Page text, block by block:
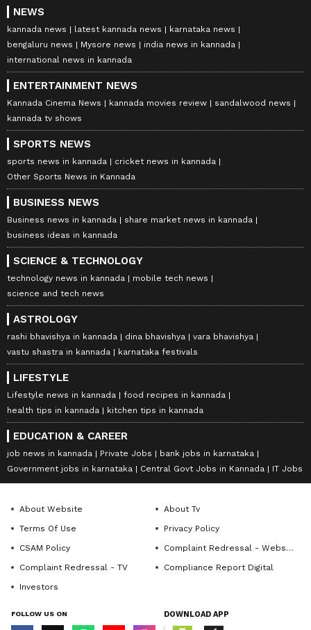
NEWS
kannada news latest kannada news
karnataka news
bengaluru news
Mysore news
india news in kannada
international news in kannada
ENTERTAINMENT NEWS
Kannada Cinema News kannada movies review
sandalwood news
kannada tv shows
SPORTS NEWS
sports news in kannada
cricket news in kannada
Other Sports News in Kannada
BUSINESS NEWS
Business news in kannada
share market news in kannada
business ideas in kannada
SCIENCE & TECHNOLOGY
technology news in kannada
mobile tech news
science and tech news
ASTROLOGY
rashi bhavishya in kannada dina bhavishya
vara bhavishya
vastu shastra in kannada
karnataka festivals
LIFESTYLE
Lifestyle news in kannada
food recipes in kannada
health tips in kannada
kitchen tips in kannada
EDUCATION & CAREER
job news in kannada Private Jobs
bank jobs in karnataka
Government jobs in karnataka
Central Govt Jobs in Kannada IT Jobs
About Website
About Tv
Terms Of Use
Privacy Policy
CSAM Policy
Complaint Redressal - Website
Complaint Redressal - TV
Compliance Report Digital
Investors
FOLLOW US ON DOWNLOAD APP